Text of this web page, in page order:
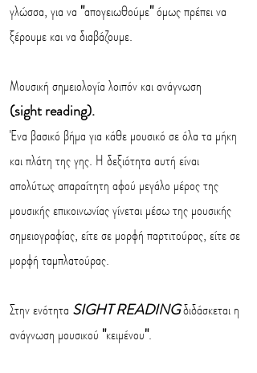
γλώσσα, για να "απογειωθούμε"όμως πρέπει να
ξέρουμε και να διαβάζουμε.
Μουσική σημειολογία λοιπόν και ανάγνωση
(sight reading).
Ένα βασικό βήμα για κάθε μουσικό σε όλα τα μήκη
και πλάτη της γης. Η δεξιότητα αυτή είναι
απολύτως απαραίτητη αφού μεγάλο μέρος της
μουσικής επικοινωνίας γίνεται μέσω της μουσικής
σημειογραφίας, είτε σε μορφή παρτιτούρας, είτε σε
μορφή ταμπλατούρας.
Στην ενότητα SIGHT READINGδιδάσκεται η
ανάγνωση μουσικού "κειμένου".